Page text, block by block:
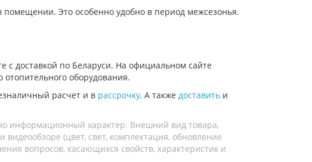
Это особенно удобно в период межсезонья.
с доставкой по Беларуси. На официальном сайте
оборудования.
расчет и в рассрочку. А также доставить и
информационный характер. Внешний вид товара,
(цвет, свет, комплектация, обновление
вопросов, касающихся свойств, характеристик и